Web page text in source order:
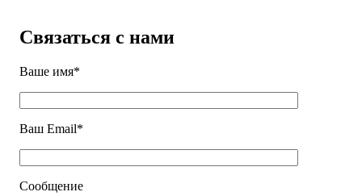
Связаться с нами
Ваше имя*
Ваш Email*
Сообщение